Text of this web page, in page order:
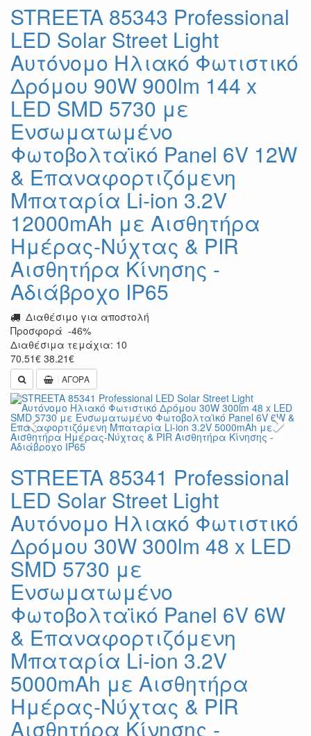
STREETA 85343 Professional
LED Solar Street Light
Αυτόνομο Ηλιακό Φωτιστικό
Δρόμου 90W 900lm 144 x
LED SMD 5730 με
Ενσωματωμένο
Φωτοβολταϊκό Panel 6V 12W
& Επαναφορτιζόμενη
Μπαταρία Li-ion 3.2V
12000mAh με Αισθητήρα
Ημέρας-Νύχτας & PIR
Αισθητήρα Κίνησης -
Αδιάβροχο IP65
Διαθέσιμο για αποστολή
Προσφορά -46%
Διαθέσιμα τεμάχια: 10
70.51€ 38.21€
ΑΓΟΡΑ
Previous Next
STREETA 85341 Professional
LED Solar Street Light
Αυτόνομο Ηλιακό Φωτιστικό
Δρόμου 30W 300lm 48 x LED
SMD 5730 με
Ενσωματωμένο
Φωτοβολταϊκό Panel 6V 6W
& Επαναφορτιζόμενη
Μπαταρία Li-ion 3.2V
5000mAh με Αισθητήρα
Ημέρας-Νύχτας & PIR
Αισθητήρα Κίνησης -